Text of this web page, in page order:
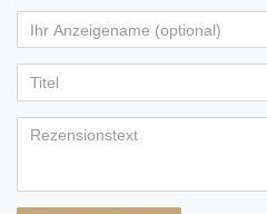
von
5
von
5
von
5
von
5
von
5
Anzeigename
(optional)